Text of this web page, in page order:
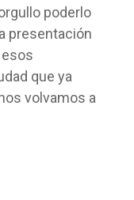
poderlo
presentación
que ya
volvamos a